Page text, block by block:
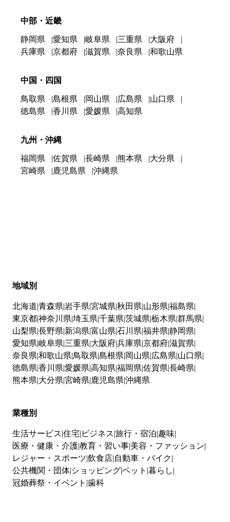
中部・近畿
静岡県 愛知県 岐阜県 三重県
大阪府
兵庫県
京都府 滋賀県 奈良県 和歌山県
中国・四国
鳥取県 島根県 岡山県 広島県
山口県
徳島県
香川県 愛媛県 高知県
九州・沖縄
福岡県 佐賀県 長崎県 熊本県
大分県
宮崎県
鹿児島県 沖縄県
地域別
北海道 青森県 岩手県 宮城県 秋田県 山形県 福島県
東京都神奈川県 埼玉県 千葉県 茨城県 栃木県 群馬県
山梨県 長野県 新潟県 富山県 石川県 福井県 静岡県
愛知県 岐阜県 三重県 大阪府兵庫県 京都府滋賀県
奈良県 和歌山県 鳥取県 島根県 岡山県 広島県 山口県
徳島県 香川県 愛媛県 高知県 福岡県 佐賀県 長崎県
熊本県 大分県 宮崎県 鹿児島県 沖縄県
業種別
生活サービス 住宅 ビジネス 旅行・宿泊 趣味
医療・健康・介護教育・習い事 美容・ファッション
レジャー・スポーツ 飲食店 自動車・バイク
公共機関・団体 ショッピングペット 暮らし
冠婚葬祭・イベント 歯科